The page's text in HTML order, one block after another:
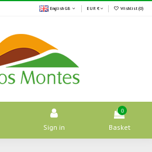
English GB EUR € Wishlist (0)
Sign in
0
Basket